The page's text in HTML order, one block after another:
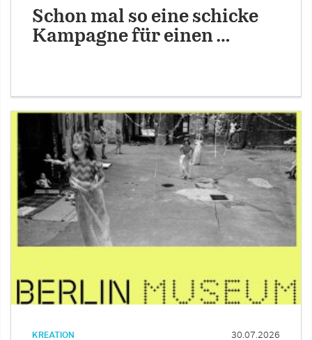
Schon mal so eine schicke
Kampagne für einen …
KREATION 30.07.2026